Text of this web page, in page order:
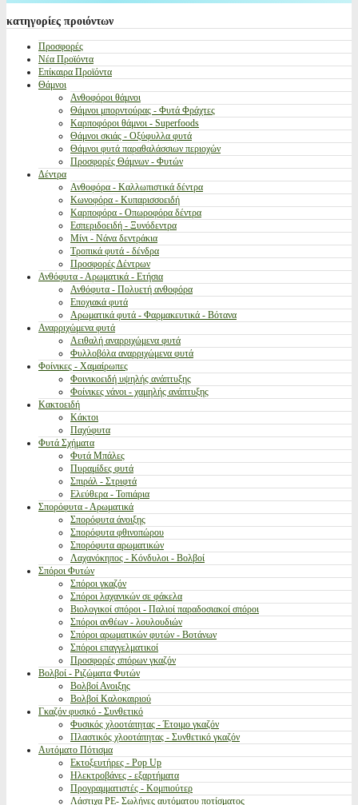
κατηγορίες προιόντων
Προσφορές
Νέα Προϊόντα
Επίκαιρα Προϊόντα
Θάμνοι
Ανθοφόροι θάμνοι
Θάμνοι μπορντούρας - Φυτά Φράχτες
Καρποφόροι θάμνοι - Superfoods
Θάμνοι σκιάς - Οξύφυλλα φυτά
Θάμνοι φυτά παραθαλάσσιων περιοχών
Προσφορές Θάμνων - Φυτών
Δέντρα
Ανθοφόρα - Καλλωπιστικά δέντρα
Κωνοφόρα - Κυπαρισσοειδή
Καρποφόρα - Οπωροφόρα δέντρα
Εσπεριδοειδή - Ξυνόδεντρα
Μίνι - Νάνα δεντράκια
Τροπικά φυτά - δένδρα
Προσφορές Δέντρων
Ανθόφυτα - Αρωματικά - Ετήσια
Ανθόφυτα - Πολυετή ανθοφόρα
Εποχιακά φυτά
Αρωματικά φυτά - Φαρμακευτικά - Βότανα
Αναρριχώμενα φυτά
Αειθαλή αναρριχώμενα φυτά
Φυλλοβόλα αναρριχώμενα φυτά
Φοίνικες - Χαμαίρωπες
Φοινικοειδή υψηλής ανάπτυξης
Φοίνικες νάνοι - χαμηλής ανάπτυξης
Κακτοειδή
Κάκτοι
Παχύφυτα
Φυτά Σχήματα
Φυτά Μπάλες
Πυραμίδες φυτά
Σπιράλ - Στριφτά
Ελεύθερα - Τοπιάρια
Σπορόφυτα - Αρωματικά
Σπορόφυτα άνοιξης
Σπορόφυτα φθινοπώρου
Σπορόφυτα αρωματικών
Λαχανόκηπος - Κόνδυλοι - Βολβοί
Σπόροι Φυτών
Σπόροι γκαζόν
Σπόροι λαχανικών σε φάκελα
Βιολογικοί σπόροι - Παλιοί παραδοσιακοί σπόροι
Σπόροι ανθέων - λουλουδιών
Σπόροι αρωματικών φυτών - Βοτάνων
Σπόροι επαγγελματικοί
Προσφορές σπόρων γκαζόν
Βολβοί - Ριζώματα Φυτών
Βολβοί Ανοιξης
Βολβοί Καλοκαιριού
Γκαζόν φυσικό - Συνθετικό
Φυσικός χλοοτάπητας - Έτοιμο γκαζόν
Πλαστικός χλοοτάπητας - Συνθετικό γκαζόν
Αυτόματο Πότισμα
Εκτοξευτήρες - Pop Up
Ηλεκτροβάνες - εξαρτήματα
Προγραμματιστές - Κομπιούτερ
Λάστιχα PE- Σωλήνες αυτόματου ποτίσματος